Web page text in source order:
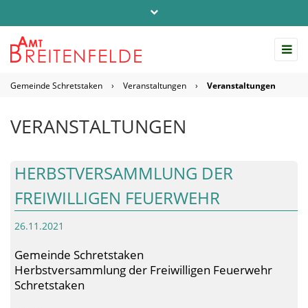
info@amt-breitenfelde.de
Gemeinde Schretstaken › Veranstaltungen › Veranstaltungen
VERANSTALTUNGEN
HERBSTVERSAMMLUNG DER
FREIWILLIGEN FEUERWEHR
26.11.2021
Gemeinde Schretstaken
Herbstversammlung der Freiwilligen Feuerwehr
Schretstaken